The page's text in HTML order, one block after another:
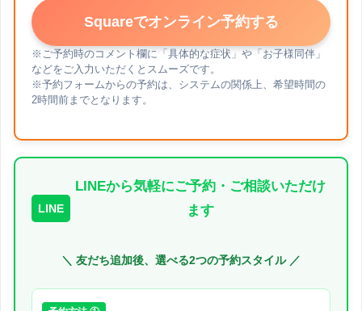
Squareでオンライン予約する
※ご予約時のコメント欄に「具体的な症状」や「お子様同伴」
などをご入力いただくとスムーズです。
※予約フォームからの予約は、システムの関係上、希望時間の
2時間前までとなります。
LINE
LINEから気軽にご予約・ご相談いただけ
ます
＼ 友だち追加後、選べる2つの予約スタイル ／